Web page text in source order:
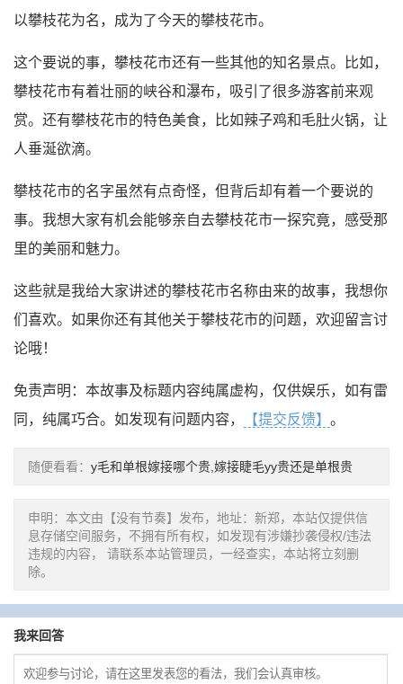
以攀枝花为名，成为了今天的攀枝花市。
这个要说的事，攀枝花市还有一些其他的知名景点。比如，
攀枝花市有着壮丽的峡谷和瀑布，吸引了很多游客前来观
赏。还有攀枝花市的特色美食，比如辣子鸡和毛肚火锅，让
人垂涎欲滴。
攀枝花市的名字虽然有点奇怪，但背后却有着一个要说的
事。我想大家有机会能够亲自去攀枝花市一探究竟，感受那
里的美丽和魅力。
这些就是我给大家讲述的攀枝花市名称由来的故事，我想你
们喜欢。如果你还有其他关于攀枝花市的问题，欢迎留言讨
论哦！
免责声明：本故事及标题内容纯属虚构，仅供娱乐，如有雷
同，纯属巧合。如发现有问题内容，
【提交反馈】 。
随便看看： y毛和单根嫁接哪个贵,嫁接睫毛yy贵还是单根贵
申明：本文由【没有节奏】发布，地址：新郑，本站仅提供信
息存储空间服务，不拥有所有权，如发现有涉嫌抄袭侵权/违法
违规的内容， 请联系本站管理员，一经查实，本站将立刻删
除。
我来回答